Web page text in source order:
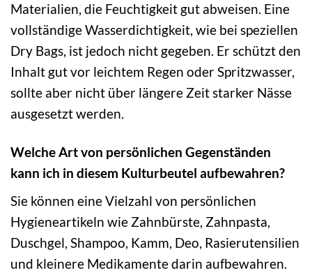
Materialien, die Feuchtigkeit gut abweisen. Eine
vollständige Wasserdichtigkeit, wie bei speziellen
Dry Bags, ist jedoch nicht gegeben. Er schützt den
Inhalt gut vor leichtem Regen oder Spritzwasser,
sollte aber nicht über längere Zeit starker Nässe
ausgesetzt werden.
Welche Art von persönlichen Gegenständen
kann ich in diesem Kulturbeutel aufbewahren?
Sie können eine Vielzahl von persönlichen
Hygieneartikeln wie Zahnbürste, Zahnpasta,
Duschgel, Shampoo, Kamm, Deo, Rasierutensilien
und kleinere Medikamente darin aufbewahren.